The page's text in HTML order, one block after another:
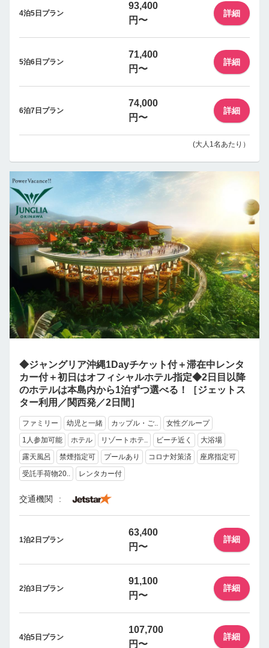
4泊5日プラン
93,400
円〜
詳細
5泊6日プラン
71,400
円〜
詳細
6泊7日プラン
74,000
円〜
詳細
(大人1名あたり）
◆ジャングリア沖縄1Dayチケット付＋滞在中レンタ
カー付＋初日はオフィシャルホテル指定◆2日目以降
のホテルは本島内から1泊ずつ選べる！［ジェットス
ター利用／関西発／2日間］
ファミリー 幼児と一緒 カップル・ご..
女性グループ
1人参加可能
ホテル リゾートホテ.. ビーチ近く
大浴場
露天風呂
禁煙指定可 プールあり コロナ対策済
座席指定可
受託手荷物20..
レンタカー付
交通機関
1泊2日プラン
63,400
円〜
詳細
2泊3日プラン
91,100
円〜
詳細
4泊5日プラン
107,700
円〜
詳細